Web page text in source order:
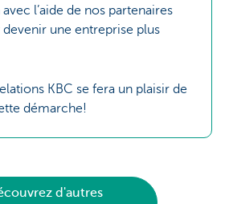
avec l’aide de nos partenaires
une entreprise plus
KBC se fera un plaisir de
démarche!
d'autres